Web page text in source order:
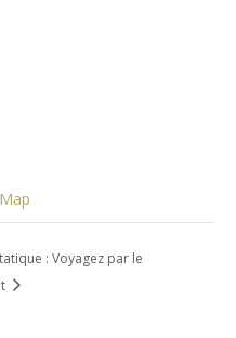
: Voyagez par le